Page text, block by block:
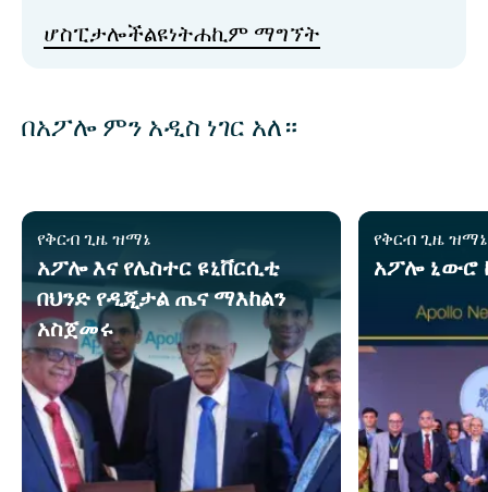
ሆስፒታሎችልዩነትሐኪም ማግኘት
በአፖሎ ምን አዲስ ነገር አለ።
የቅርብ ጊዜ ዝማኔ
አፖሎ እና የሌስተር ዩኒቨርሲቲ
በህንድ የዲጂታል ጤና ማእከልን
አስጀመሩ
የቅርብ ጊዜ ዝማኔ
አፖሎ ኒውሮ